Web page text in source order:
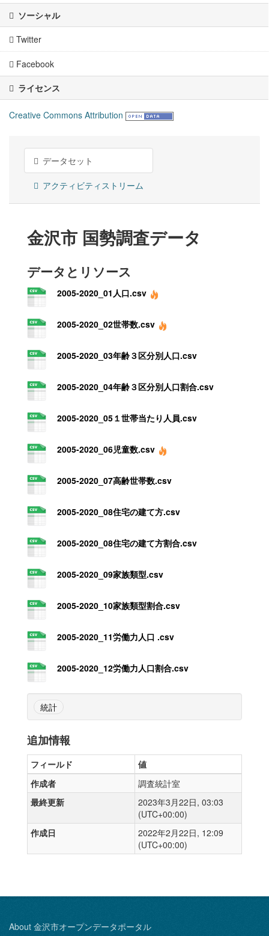
ソーシャル
Twitter
Facebook
ライセンス
Creative Commons Attribution
データセット
アクティビティストリーム
金沢市 国勢調査データ
データとリソース
2005-2020_01人口.csv
2005-2020_02世帯数.csv
2005-2020_03年齢３区分別人口.csv
2005-2020_04年齢３区分別人口割合.csv
2005-2020_05１世帯当たり人員.csv
2005-2020_06児童数.csv
2005-2020_07高齢世帯数.csv
2005-2020_08住宅の建て方.csv
2005-2020_08住宅の建て方割合.csv
2005-2020_09家族類型.csv
2005-2020_10家族類型割合.csv
2005-2020_11労働力人口 .csv
2005-2020_12労働力人口割合.csv
統計
追加情報
フィールド
値
作成者
調査統計室
最終更新
2023年3月22日, 03:03
(UTC+00:00)
作成日
2022年2月22日, 12:09
(UTC+00:00)
About 金沢市オープンデータポータル